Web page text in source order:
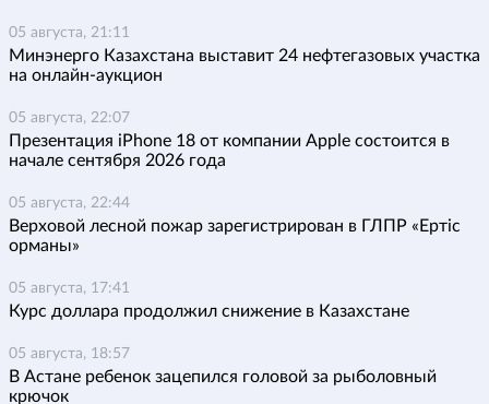
05 августа, 21:11
Минэнерго Казахстана выставит 24 нефтегазовых участка
на онлайн-аукцион
05 августа, 22:07
Презентация iPhone 18 от компании Apple состоится в
начале сентября 2026 года
05 августа, 22:44
Верховой лесной пожар зарегистрирован в ГЛПР «Ертіс
орманы»
05 августа, 17:41
Курс доллара продолжил снижение в Казахстане
05 августа, 18:57
В Астане ребенок зацепился головой за рыболовный
крючок